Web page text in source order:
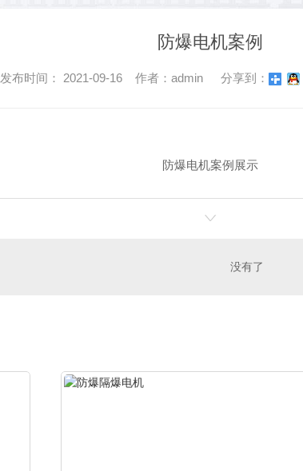
防爆电机案例
发布时间： 2021-09-16 作者：admin 分享到：
防爆电机案例展示
没有了